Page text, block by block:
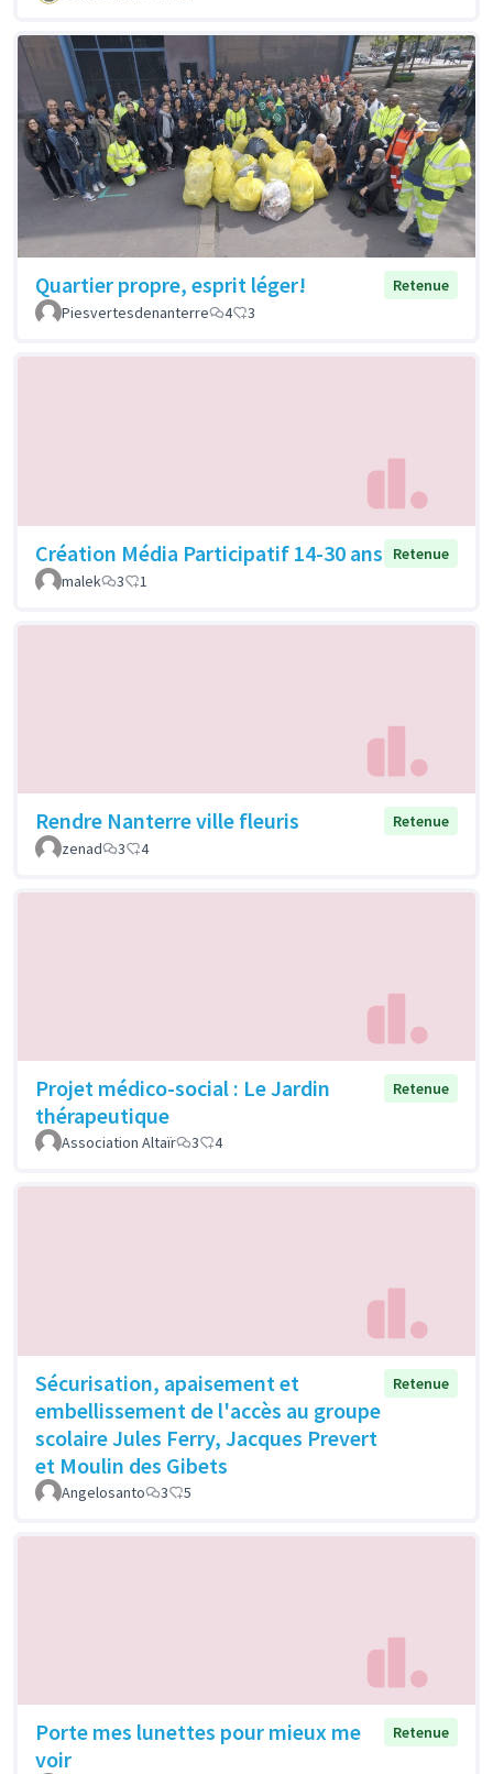
Quartier propre, esprit léger!
Retenue
Piesvertesdenanterre
4 3
Création Média Participatif 14-30 ans
Retenue
malek
3 1
Rendre Nanterre ville fleuris
Retenue
zenad
3 4
Projet médico-social : Le Jardin
thérapeutique
Retenue
Association Altaïr 3 4
Sécurisation, apaisement et
embellissement de l'accès au groupe
scolaire Jules Ferry, Jacques Prevert
et Moulin des Gibets
Retenue
Angelosanto 3 5
Porte mes lunettes pour mieux me
voir
Retenue